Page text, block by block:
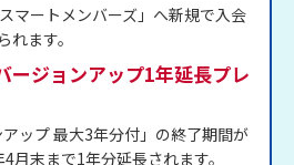
マートメンバーズ」へ新規で入会
ます。
ージョンアップ1年延長プレ
アップ 最大3年分付」の終了期間が
月末まで1年分延長されます。